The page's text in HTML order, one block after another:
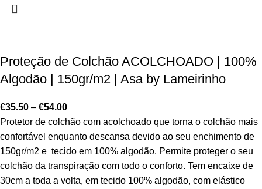
Proteção de Colchão ACOLCHOADO | 100%
Algodão | 150gr/m2 | Asa by Lameirinho
€35.50 – €54.00
Protetor de colchão com acolchoado que torna o colchão mais
confortável enquanto descansa devido ao seu enchimento de
150gr/m2 e tecido em 100% algodão. Permite proteger o seu
colchão da transpiração com todo o conforto. Tem encaixe de
30cm a toda a volta, em tecido 100% algodão, com elástico